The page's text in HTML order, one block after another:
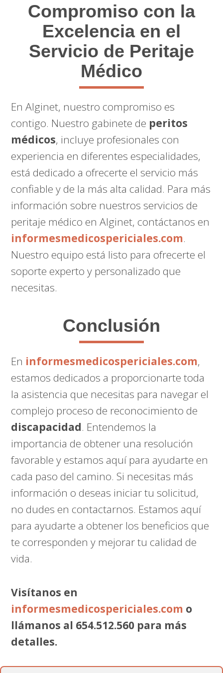
Compromiso con la
Excelencia en el
Servicio de Peritaje
Médico
En Alginet, nuestro compromiso es
contigo. Nuestro gabinete de peritos
médicos, incluye profesionales con
experiencia en diferentes especialidades,
está dedicado a ofrecerte el servicio más
confiable y de la más alta calidad. Para más
información sobre nuestros servicios de
peritaje médico en Alginet, contáctanos en
informesmedicospericiales.com.
Nuestro equipo está listo para ofrecerte el
soporte experto y personalizado que
necesitas.
Conclusión
En informesmedicospericiales.com,
estamos dedicados a proporcionarte toda
la asistencia que necesitas para navegar el
complejo proceso de reconocimiento de
discapacidad. Entendemos la
importancia de obtener una resolución
favorable y estamos aquí para ayudarte en
cada paso del camino. Si necesitas más
información o deseas iniciar tu solicitud,
no dudes en contactarnos. Estamos aquí
para ayudarte a obtener los beneficios que
te corresponden y mejorar tu calidad de
vida.
Visítanos en
informesmedicospericiales.com o
llámanos al 654.512.560 para más
detalles.